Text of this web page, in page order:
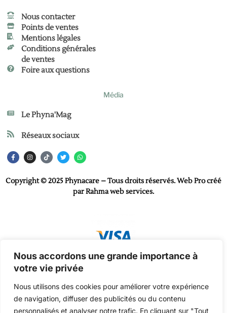
Nous accordons une grande importance à
votre vie privée
Nous utilisons des cookies pour améliorer votre expérience
de navigation, diffuser des publicités ou du contenu
personnalisés et analyser notre trafic. En cliquant sur "Tout
Nous contacter
Points de ventes
Mentions légales
Conditions générales
de ventes
Foire aux questions
Média
Le Phyna'Mag
Réseaux sociaux
Copyright © 2025 Phynacare – Tous droits réservés. Web Pro créé
parRahma web services.